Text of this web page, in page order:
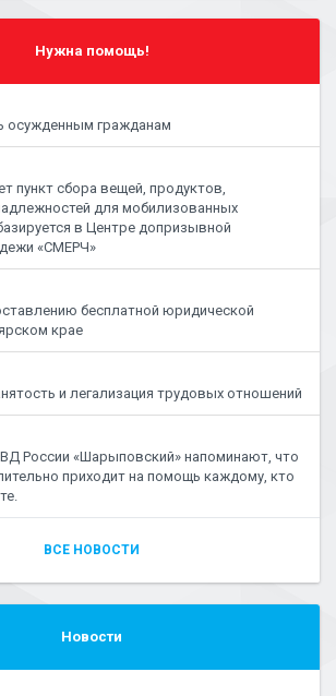
Нужна помощь!
осужденным гражданам
пункт сбора вещей, продуктов,
для мобилизованных
в Центре допризывной
«СМЕРЧ»
бесплатной юридической
крае
и легализация трудовых отношений
России «Шарыповский» напоминают, что
приходит на помощь каждому, кто
ВСЕ НОВОСТИ
Новости